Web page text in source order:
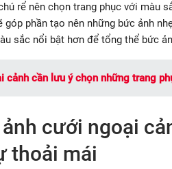
rể nên chọn trang phục với màu
phần tạo nên những bức ảnh
sắc nổi bật hơn để tổng thể bức
cảnh cần lưu ý chọn những trang
cưới ngoại
thoải mái